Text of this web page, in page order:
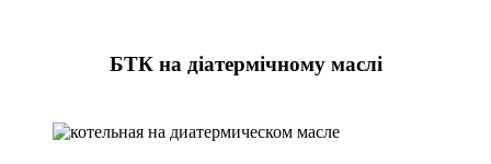
БТК на діатермічному маслі